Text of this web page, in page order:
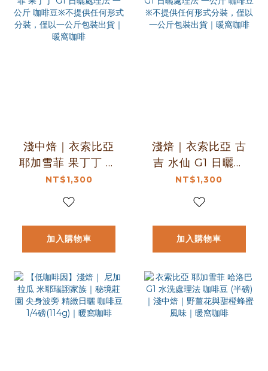
淺中焙｜衣索比亞
耶加雪菲 果丁丁 G1
日曬處理法 一公斤
咖啡豆※不提供任何
形式分裝，僅以一
公斤包裝出貨｜暖
窩咖啡
NT$1,300
加入購物車
淺焙｜衣索比亞 古
吉 水仙 G1 日曬處
理法 一公斤 咖啡豆
※不提供任何形式分
裝，僅以一公斤包
裝出貨｜暖窩咖啡
NT$1,300
加入購物車